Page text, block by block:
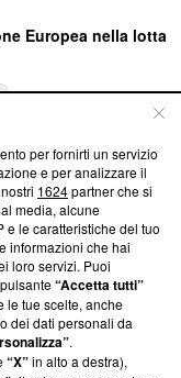
Europea nella lotta
su Blasting
ci impegniamo a
aderenza a
News non è
di farne
una verifica di
per fornirti un servizio
e per analizzare il
1624partner che si
media, alcune
e le caratteristiche del tuo
informazioni che hai
loro servizi. Puoi
“Accetta tutti”
le tue scelte, anche
dei dati personali da
.
“X”in alto a destra),